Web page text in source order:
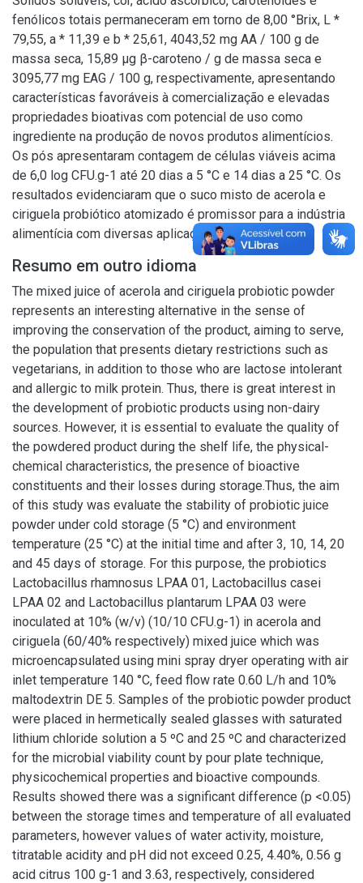
fenólicos totais permaneceram em torno de 8,00 °Brix, L *
79,55, a * 11,39 e b * 25,61, 4043,52 mg AA / 100 g de
massa seca, 15,89 μg β-caroteno / g de massa seca e
3095,77 mg EAG / 100 g, respectivamente, apresentando
características favoráveis à comercialização e elevadas
propriedades bioativas com potencial de uso como
ingrediente na produção de novos produtos alimentícios.
Os pós apresentaram contagem de células viáveis acima
de 6,0 log CFU.g-1 até 20 dias a 5 °C e 14 dias a 25 °C. Os
resultados evidenciaram que o suco misto de acerola e
ciriguela probiótico atomizado é promissor para a indústria
alimentícia com diversas aplicações.
Resumo em outro idioma
The mixed juice of acerola and ciriguela probiotic powder
represents an interesting alternative in the sense of
improving the conservation of the product, aiming to serve,
the population that presents dietary restrictions such as
vegetarians, in addition to those who are lactose intolerant
and allergic to milk protein. Thus, there is great interest in
the development of probiotic products using non-dairy
sources. However, it is essential to evaluate the quality of
the powdered product during the shelf life, the physical-
chemical characteristics, the presence of bioactive
constituents and their losses during storage.Thus, the aim
of this study was evaluate the stability of probiotic juice
powder under cold storage (5 °C) and environment
temperature (25 °C) at the initial time and after 3, 10, 14, 20
and 45 days of storage. For this purpose, the probiotics
Lactobacillus rhamnosus LPAA 01, Lactobacillus casei
LPAA 02 and Lactobacillus plantarum LPAA 03 were
inoculated at 10% (w/v) (10/10 CFU.g-1) in acerola and
ciriguela (60/40% respectively) mixed juice which was
microencapsulated using mini spray dryer operating with air
inlet temperature 140 °C, feed flow rate 0.60 L/h and 10%
maltodextrin DE 5. Samples of the probiotic powder product
were placed in hermetically sealed glasses with saturated
lithium chloride solution a 5 ºC and 25 ºC and characterized
for the microbial viability count by pour plate technique,
physicochemical properties and bioactive compounds.
Results showed there was a significant difference (p <0.05)
between the storage times and temperature of all evaluated
parameters, however values of water activity, moisture,
titratable acidity and pH did not exceed 0.25, 4.40%, 0.56 g
acid citrus 100 g-1 and 3.63, respectively, considered